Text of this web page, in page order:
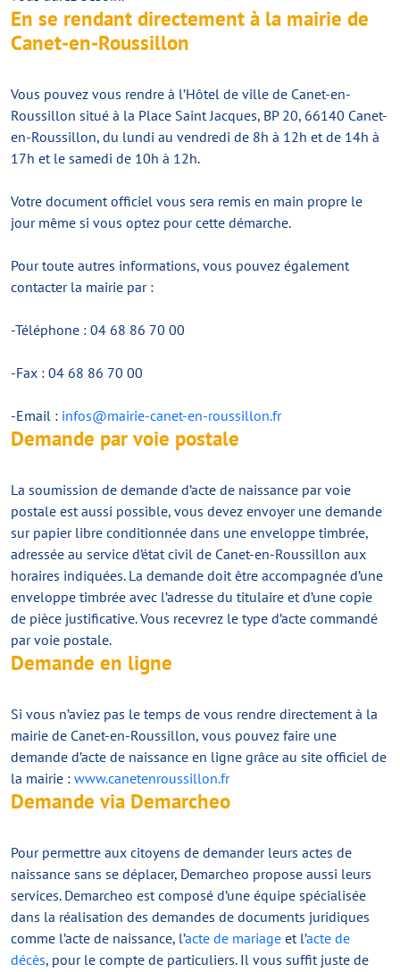
En se rendant directement à la mairie de
Canet-en-Roussillon
Vous pouvez vous rendre à l’Hôtel de ville de Canet-en-
Roussillon situé à la Place Saint Jacques, BP 20, 66140 Canet-
en-Roussillon, du lundi au vendredi de 8h à 12h et de 14h à
17h et le samedi de 10h à 12h.
Votre document officiel vous sera remis en main propre le
jour même si vous optez pour cette démarche.
Pour toute autres informations, vous pouvez également
contacter la mairie par :
-Téléphone : 04 68 86 70 00
-Fax : 04 68 86 70 00
-Email : infos@mairie-canet-en-roussillon.fr
Demande par voie postale
La soumission de demande d’acte de naissance par voie
postale est aussi possible, vous devez envoyer une demande
sur papier libre conditionnée dans une enveloppe timbrée,
adressée au service d’état civil de Canet-en-Roussillon aux
horaires indiquées. La demande doit être accompagnée d’une
enveloppe timbrée avec l’adresse du titulaire et d’une copie
de pièce justificative. Vous recevrez le type d’acte commandé
par voie postale.
Demande en ligne
Si vous n’aviez pas le temps de vous rendre directement à la
mairie de Canet-en-Roussillon, vous pouvez faire une
demande d’acte de naissance en ligne grâce au site officiel de
la mairie : www.canetenroussillon.fr
Demande via Demarcheo
Pour permettre aux citoyens de demander leurs actes de
naissance sans se déplacer, Demarcheo propose aussi leurs
services. Demarcheo est composé d’une équipe spécialisée
dans la réalisation des demandes de documents juridiques
comme l’acte de naissance, l’acte de mariage et l’acte de
décès, pour le compte de particuliers. Il vous suffit juste de